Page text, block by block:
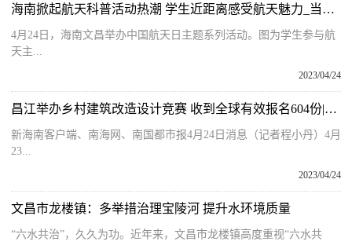
海南掀起航天科普活动热潮 学生近距离感受航天魅力_当前资讯
4月24日，海南文昌举办中国航天日主题系列活动。图为学生参与航
天主...
2023/04/24
昌江举办乡村建筑改造设计竞赛 收到全球有效报名604份|环球新视野
新海南客户端、南海网、南国都市报4月24日消息（记者程小丹）4月
23...
2023/04/24
文昌市龙楼镇：多举措治理宝陵河 提升水环境质量
“六水共治”，久久为功。近年来，文昌市龙楼镇高度重视“六水共